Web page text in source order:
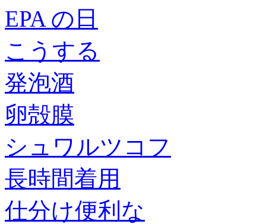
EPA の日
こうする
発泡酒
卵殻膜
シュワルツコフ
長時間着用
仕分け便利な